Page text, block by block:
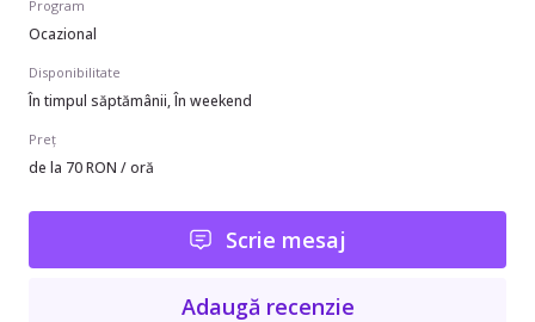
Program
Ocazional
Disponibilitate
În timpul săptămânii, În weekend
Preț
de la 70 RON / oră
Scrie mesaj
Adaugă recenzie